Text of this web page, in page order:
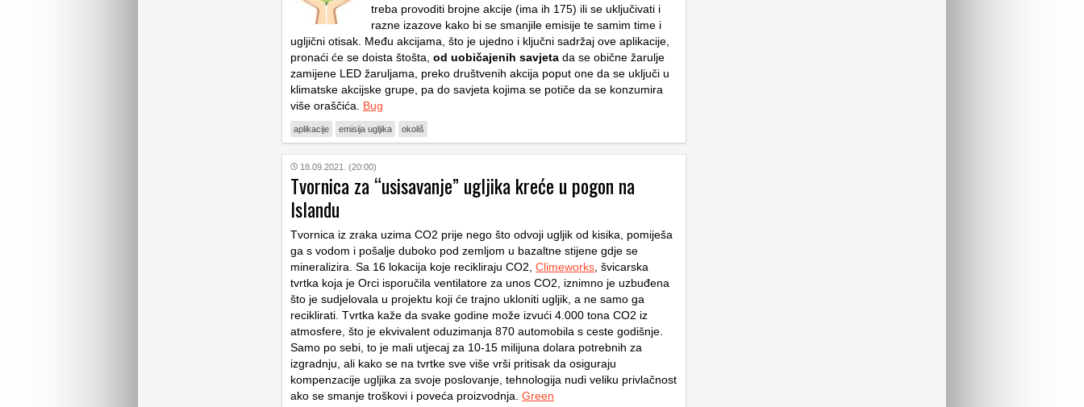
treba provoditi brojne akcije (ima ih 175) ili se uključivati i
razne izazove kako bi se smanjile emisije te samim time i
ugljični otisak. Među akcijama, što je ujedno i ključni sadržaj ove aplikacije,
pronaći će se doista štošta, od uobičajenih savjeta da se obične žarulje
zamijene LED žaruljama, preko društvenih akcija poput one da se uključi u
klimatske akcijske grupe, pa do savjeta kojima se potiče da se konzumira
više oraščića. Bug
aplikacije emisija ugljika okoliš
18.09.2021. (20:00)
Tvornica za “usisavanje” ugljika kreće u pogon na
Islandu
Tvornica iz zraka uzima CO2 prije nego što odvoji ugljik od kisika, pomiješa
ga s vodom i pošalje duboko pod zemljom u bazaltne stijene gdje se
mineralizira. Sa 16 lokacija koje recikliraju CO2, Climeworks , švicarska
tvrtka koja je Orci isporučila ventilatore za unos CO2, iznimno je uzbuđena
što je sudjelovala u projektu koji će trajno ukloniti ugljik, a ne samo ga
reciklirati. Tvrtka kaže da svake godine može izvući 4.000 tona CO2 iz
atmosfere, što je ekvivalent oduzimanja 870 automobila s ceste godišnje.
Samo po sebi, to je mali utjecaj za 10-15 milijuna dolara potrebnih za
izgradnju, ali kako se na tvrtke sve više vrši pritisak da osiguraju
kompenzacije ugljika za svoje poslovanje, tehnologija nudi veliku privlačnost
ako se smanje troškovi i poveća proizvodnja. Green